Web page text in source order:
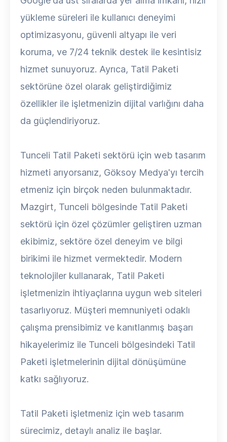
yükleme süreleri ile kullanıcı deneyimi
optimizasyonu, güvenli altyapı ile veri
koruma, ve 7/24 teknik destek ile kesintisiz
hizmet sunuyoruz. Ayrıca, Tatil Paketi
sektörüne özel olarak geliştirdiğimiz
özellikler ile işletmenizin dijital varlığını daha
da güçlendiriyoruz.
Tunceli Tatil Paketi sektörü için web tasarım
hizmeti arıyorsanız, Göksoy Medya'yı tercih
etmeniz için birçok neden bulunmaktadır.
Mazgirt, Tunceli bölgesinde Tatil Paketi
sektörü için özel çözümler geliştiren uzman
ekibimiz, sektöre özel deneyim ve bilgi
birikimi ile hizmet vermektedir. Modern
teknolojiler kullanarak, Tatil Paketi
işletmenizin ihtiyaçlarına uygun web siteleri
tasarlıyoruz. Müşteri memnuniyeti odaklı
çalışma prensibimiz ve kanıtlanmış başarı
hikayelerimiz ile Tunceli bölgesindeki Tatil
Paketi işletmelerinin dijital dönüşümüne
katkı sağlıyoruz.
Tatil Paketi işletmeniz için web tasarım
sürecimiz, detaylı analiz ile başlar.